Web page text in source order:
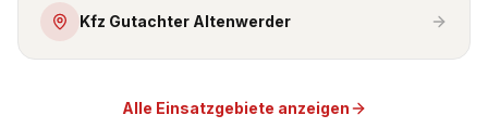
Kfz Gutachter Altenwerder
Alle Einsatzgebiete anzeigen